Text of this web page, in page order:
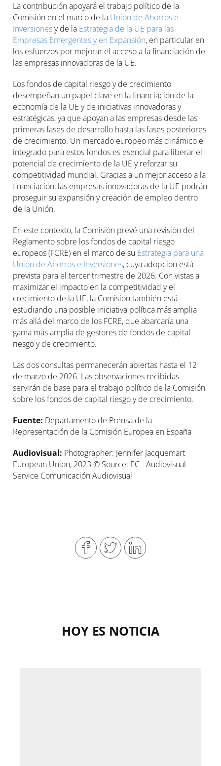
La contribución apoyará el trabajo político de la
Comisión en el marco de la Unión de Ahorros e
Inversionesy de la Estrategia de la UE para las
Empresas Emergentes y en Expansión, en particular en
los esfuerzos por mejorar el acceso a la financiación de
las empresas innovadoras de la UE.
Los fondos de capital riesgo y de crecimiento
desempeñan un papel clave en la financiación de la
economía de la UE y de iniciativas innovadoras y
estratégicas, ya que apoyan a las empresas desde las
primeras fases de desarrollo hasta las fases posteriores
de crecimiento. Un mercado europeo más dinámico e
integrado para estos fondos es esencial para liberar el
potencial de crecimiento de la UE y reforzar su
competitividad mundial. Gracias a un mejor acceso a la
financiación, las empresas innovadoras de la UE podrán
proseguir su expansión y creación de empleo dentro
de la Unión.
En este contexto, la Comisión prevé una revisión del
Reglamento sobre los fondos de capital riesgo
europeos (FCRE) en el marco de su Estrategia para una
Unión de Ahorros e Inversiones, cuya adopción está
prevista para el tercer trimestre de 2026. Con vistas a
maximizar el impacto en la competitividad y el
crecimiento de la UE, la Comisión también está
estudiando una posible iniciativa política más amplia
más allá del marco de los FCRE, que abarcaría una
gama más amplia de gestores de fondos de capital
riesgo y de crecimiento.
Las dos consultas permanecerán abiertas hasta el 12
de marzo de 2026. Las observaciones recibidas
servirán de base para el trabajo político de la Comisión
sobre los fondos de capital riesgo y de crecimiento.
Fuente: Departamento de Prensa de la
Representación de la Comisión Europea en España
Audiovisual: Photographer: Jennifer Jacquemart
European Union, 2023 © Source: EC - Audiovisual
Service Comunicación Audiovisual
HOY ES NOTICIA